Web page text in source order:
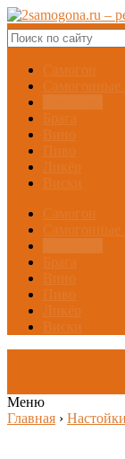
Самогон
Самогонные
Брага
Вино
Пиво
Ликёр
Виски
Самогон
Самогонные
Брага
Вино
Пиво
Ликёр
Виски
Меню
Главная › Настойки